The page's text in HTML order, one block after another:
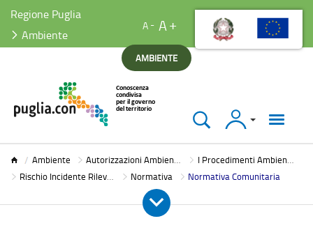
Regione Puglia
Ambiente
A A
AMBIENTE
Accedi
Ambiente Autorizzazioni Ambientali
I Procedimenti Ambientali
Rischio Incidente Rilevante
Normativa Normativa Comunitaria